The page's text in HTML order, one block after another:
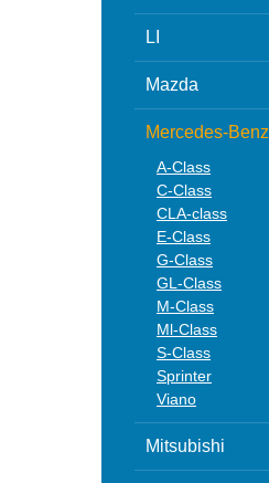
LI
Mazda
Mercedes-Benz
A-Class
C-Class
CLA-class
E-Class
G-Class
GL-Class
M-Class
Ml-Class
S-Class
Sprinter
Viano
Mitsubishi